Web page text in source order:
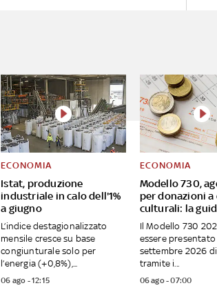
Istat, produzione
industriale in calo dell'1%
a giugno
ECONOMIA
L’indice destagionalizzato
mensile cresce su base
congiunturale solo per
l’energia (+0,8%),...
06 ago - 12:15
Modello 730,
per donazioni a
culturali: la
ECONOMIA
Il Modello 730
essere
settembre 2026
tramite i...
06 ago - 07:00